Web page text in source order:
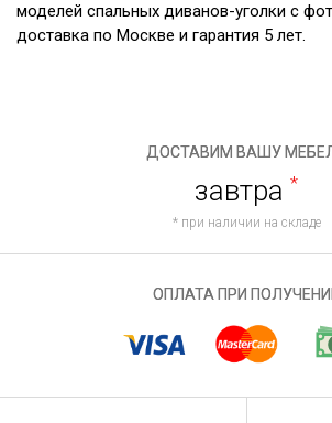
моделей спальных диванов-уголки с
доставка по Москве и гарантия 5 лет.
ДОСТАВИМ ВАШУ
завтра *
* при наличии на складе
ОПЛАТА ПРИ